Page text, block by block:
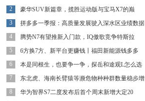
2
豪华SUV新篇章，揽胜运动版与宝马X7的巅
3
拼多多一季报：高质量发展驶入深水区业绩数据
4
腾势N7有望推新入门款，IQ傲歌竞争特斯拉
5
6方换7方、新平台更赚钱丨福田新能源钱多多
6
本是同根生，也要争一争，探岳和途观L怎么选
7
东北虎、海南长臂猿等濒危物种种群数量稳步增
8
华为智界S7二度发布后首个周末新增大定20